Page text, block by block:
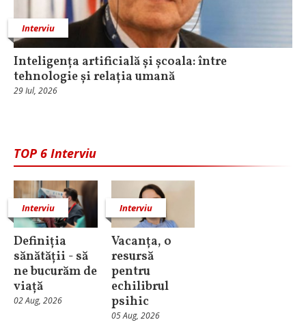
Interviu
Inteligența artificială și școala: între
tehnologie și relația umană
29 Iul, 2026
TOP 6 Interviu
Interviu
Definiția
sănătății - să
ne bucurăm de
viață
02 Aug, 2026
Interviu
Vacanța, o
resursă
pentru
echilibrul
psihic
05 Aug, 2026